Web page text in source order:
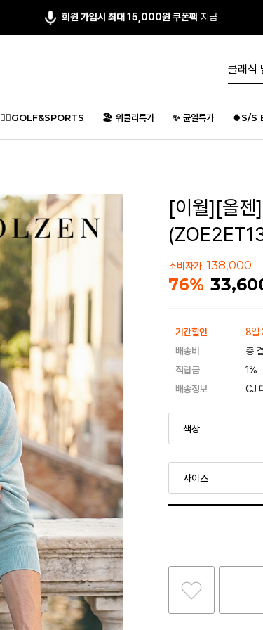
회원 가입시 최대 15,000원 쿠폰팩 지급
🏌️‍♂️GOLF&SPORTS 🏖️ 위클리특가 ✨ 균일특가 🍀S/S
[이월][올젠
소비자가 138,000
76%
기간할인
8일
배송비
총
적립금
1%
배송정보
CJ